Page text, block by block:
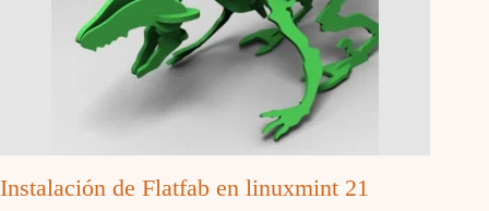
Instalación de Flatfab en linuxmint 21